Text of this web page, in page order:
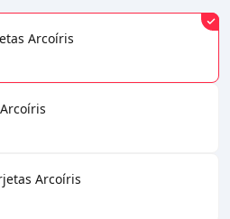
Arcoíris
Arcoíris